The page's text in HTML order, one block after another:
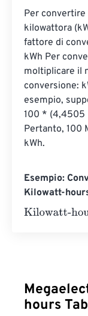
Per
kilowattora
fattore di
kWh Per
moltiplicare il
conversione:
esempio,
100 * (4,4505
Pertanto, 100
kWh.
Esempio:
Kilowatt-
Kilowatt-hours
hours